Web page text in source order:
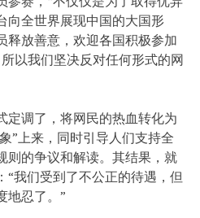
向全世界展现中国的大国形
释放善意，欢迎各国积极参加
以我们坚决反对任何形式的网
定调了，将网民的热血转化为
”上来，同时引导人们支持全
则的争议和解读。其结果，就
“我们受到了不公正的待遇，但
地忍了。”